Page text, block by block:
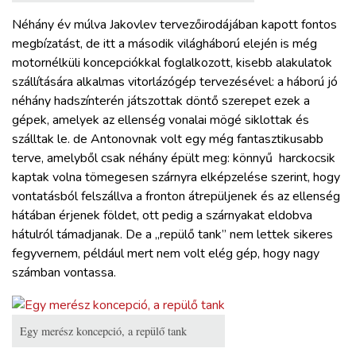
Néhány év múlva Jakovlev tervezőirodájában kapott fontos
megbízatást, de itt a második világháború elején is még
motornélküli koncepciókkal foglalkozott, kisebb alakulatok
szállítására alkalmas vitorlázógép tervezésével: a háború jó
néhány hadszínterén játszottak döntő szerepet ezek a
gépek, amelyek az ellenség vonalai mögé siklottak és
szálltak le. de Antonovnak volt egy még fantasztikusabb
terve, amelyből csak néhány épült meg: könnyű harckocsik
kaptak volna tömegesen szárnyra elképzelése szerint, hogy
vontatásból felszállva a fronton átrepüljenek és az ellenség
hátában érjenek földet, ott pedig a szárnyakat eldobva
hátulról támadjanak. De a „repülő tank” nem lettek sikeres
fegyvernem, például mert nem volt elég gép, hogy nagy
számban vontassa.
Egy merész koncepció, a repülő tank